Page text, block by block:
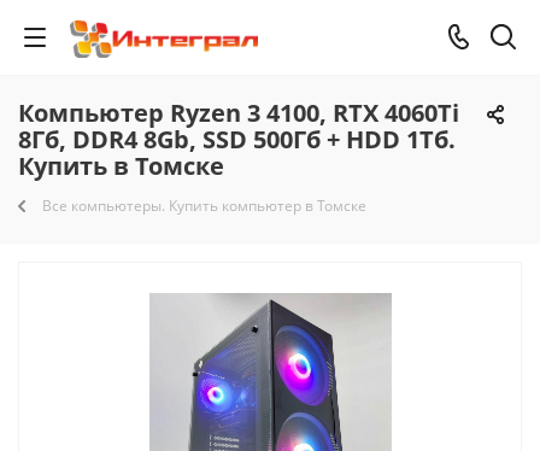
Компьютер Ryzen 3 4100, RTX 4060Ti
8Гб, DDR4 8Gb, SSD 500Гб + HDD 1Тб.
Купить в Томске
Все компьютеры. Купить компьютер в Томске